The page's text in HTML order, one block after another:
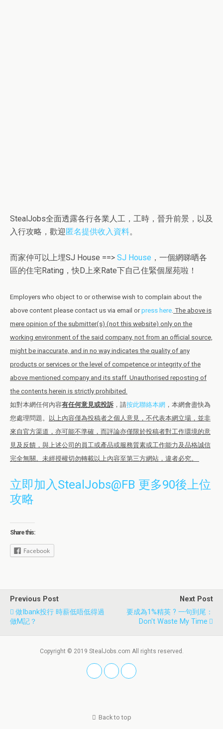
StealJobs全面透露各行各業人工，工時，晉升前景，以及
入行攻略，歡迎 匿名提供收入資料。
而家仲可以上埋SJ House ==> SJ House ，一個網睇晒各
區的住宅Rating，快D上來Rate下自己住緊個屋苑啦！
Employers who object to or otherwise wish to complain about the
above content please contact us via email orpress here. The above is
mere opinion of the submitter(s) (not this website) only on the
working environment of the said company, not from an official source,
might be inaccurate, and in no way indicates the quality of any
products or services or the level of competence or integrity of the
above mentioned company and its staff. Unauthorised reposting of
the contents herein is strictly prohibited.
如對本網任何內容有任何意見或投訴 ，請按此聯絡本網 ，本網會盡快為
您處理問題。
以上內容僅為投稿者之個人意見，不代表本網立場，並非
來自官方渠道，亦可能不準確，而評論亦僅限於投稿者對工作環境的意
見及反饋，與上述公司的員工或產品或服務質素或工作能力及品格誠信
完全無關。未經授權切勿轉載以上內容至第三方網站，違者必究。
立即加入StealJobs@FB 更多90後上位
攻略
Share this:
Facebook
Previous Post
做ibank投行 時薪低唔低得過
做M記？
Next Post
要成為1%精英 ? 一句到尾：
Don't Waste My Time
Copyright © 2019 StealJobs.com All rights reserved.
Back to top